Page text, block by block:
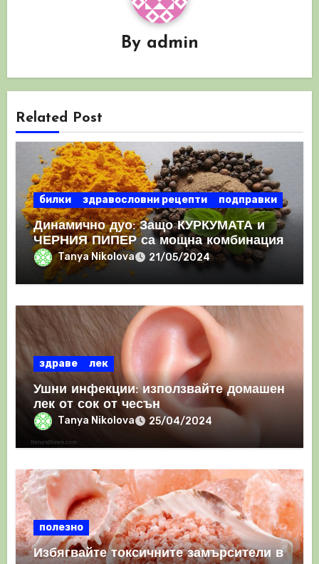
By admin
Related Post
билки здравословни рецепти подправки
Динамично дуо: Защо КУРКУМАТА и
ЧЕРНИЯ ПИПЕР са мощна комбинация
Tanya Nikolova 21/05/2024
здраве лек
Ушни инфекции: използвайте домашен
лек от сок от чесън
Tanya Nikolova 25/04/2024
полезно
Избягвайте токсичните замърсители в